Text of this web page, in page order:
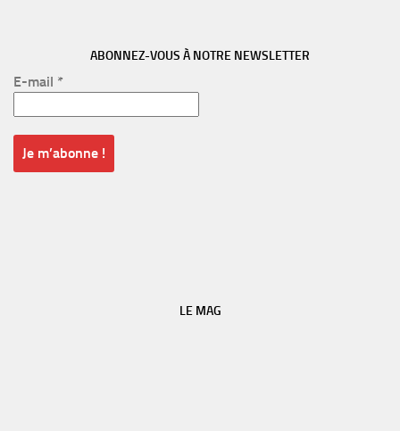
ABONNEZ-VOUS À NOTRE NEWSLETTER
E-mail *
LE MAG